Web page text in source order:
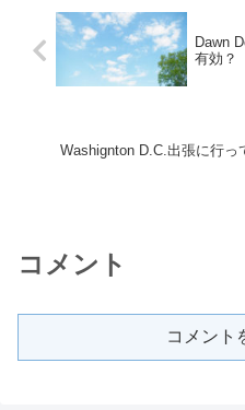
Dawn
有効？
Washignton D.C.出張に行っ
コメント
コメント